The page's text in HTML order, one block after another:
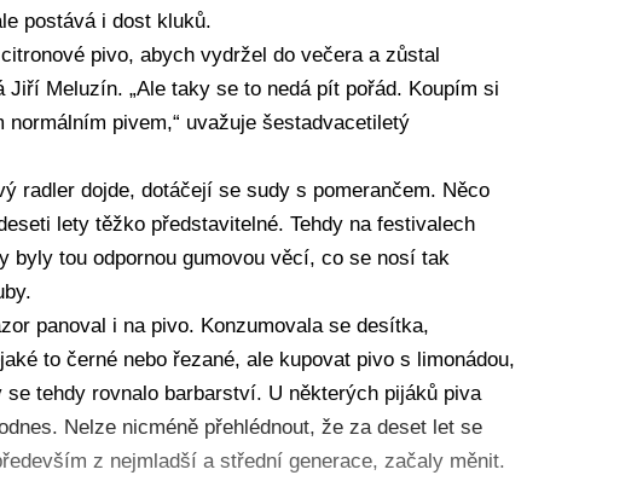
postává i dost kluků.
pivo, abych vydržel do večera a zůstal
Jiří Meluzín. „Ale taky se to nedá pít pořád. Koupím si
pivem,“ uvažuje šestadvacetiletý
radler dojde, dotáčejí se sudy s pomerančem. Něco
lety těžko představitelné. Tehdy na festivalech
byly tou odpornou gumovou věcí, co se nosí tak
panoval i na pivo. Konzumovala se desítka,
to černé nebo řezané, ale kupovat pivo s limonádou,
tehdy rovnalo barbarství. U některých pijáků piva
Nelze nicméně přehlédnout, že za deset let se
z nejmladší a střední generace, začaly měnit.